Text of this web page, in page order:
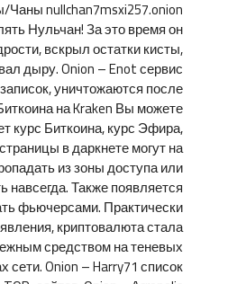
nullchan7msxi257.onion
Нульчан! За это время он
вскрыл остатки кисты,
дыру. Onion – Enot сервис
уничтожаются после
на Kraken Вы можете
курс Биткоина, курс Эфира,
в даркнете могут на
из зоны доступа или
навсегда. Также появляется
фьючерсами. Практически
криптовалюта стала
средством на теневых
сети. Onion – Harry71 список